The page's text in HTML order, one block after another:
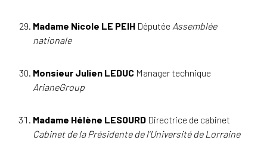
Madame Nicole LE PEIH Députée Assemblée
nationale
Monsieur Julien LEDUC Manager technique
ArianeGroup
Madame Hélène LESOURD Directrice de cabinet
Cabinet de la Présidente de l’Université de Lorraine